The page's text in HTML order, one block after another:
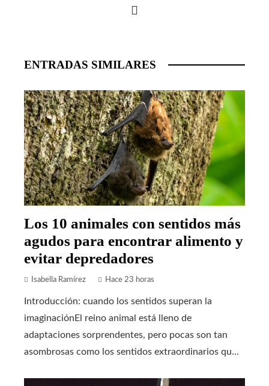
ENTRADAS SIMILARES
Los 10 animales con sentidos más
agudos para encontrar alimento y
evitar depredadores
Isabella Ramírez Hace 23 horas
Introducción: cuando los sentidos superan la
imaginaciónEl reino animal está lleno de
adaptaciones sorprendentes, pero pocas son tan
asombrosas como los sentidos extraordinarios qu...